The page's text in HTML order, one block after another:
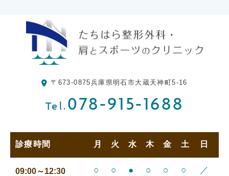
〒673-0875兵庫県明石市大蔵天神町5-16
Tel. 078-915-1688
診療時間 月 火 水 木 金 土 日
09:00～12:30 ○ ○ ● ○ ○ ○ ／